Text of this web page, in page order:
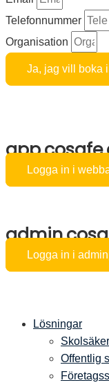
Telefonnummer
Organisation
Ja, jag vill boka
Logga in i
Logga in i
Lösningar
Offentlig